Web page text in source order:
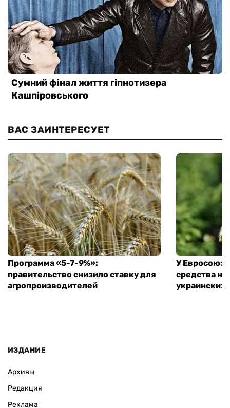
ВАС ЗАИНТЕРЕСУЕТ
Программа «5-7-9%»:
правительство снизило ставку для
агропроизводителей
У
средства
ИЗДАНИЕ
Архивы
Редакция
Реклама